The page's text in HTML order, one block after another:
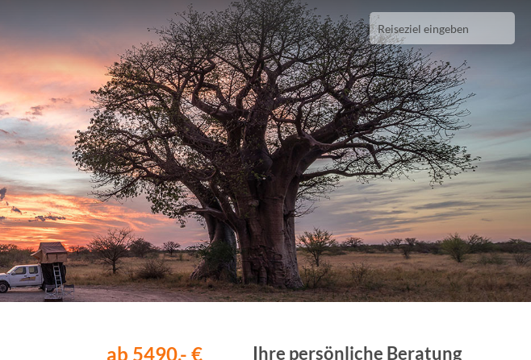
ab 5490,- € Ihre persönliche Beratung